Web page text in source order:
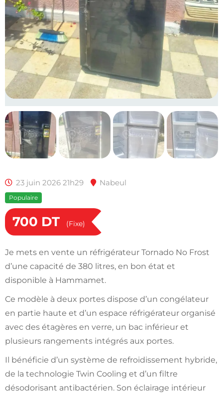
23 juin 2026 21h29 Nabeul
Populaire
700 DT (Fixe)
Je mets en vente un réfrigérateur Tornado No Frost
d’une capacité de 380 litres, en bon état et
disponible à Hammamet.
Ce modèle à deux portes dispose d’un congélateur
en partie haute et d’un espace réfrigérateur organisé
avec des étagères en verre, un bac inférieur et
plusieurs rangements intégrés aux portes.
Il bénéficie d’un système de refroidissement hybride,
de la technologie Twin Cooling et d’un filtre
désodorisant antibactérien. Son éclairage intérieur